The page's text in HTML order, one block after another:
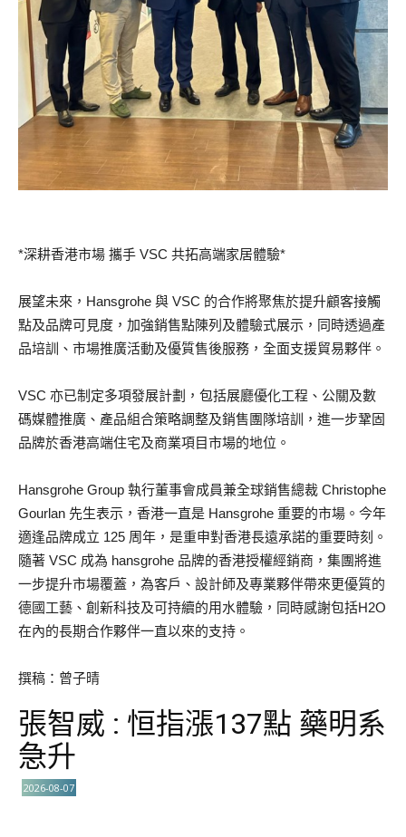
*深耕香港市場 攜手 VSC 共拓高端家居體驗*
展望未來，Hansgrohe 與 VSC 的合作將聚焦於提升顧客接觸
點及品牌可見度，加強銷售點陳列及體驗式展示，同時透過產
品培訓、市場推廣活動及優質售後服務，全面支援貿易夥伴。
VSC 亦已制定多項發展計劃，包括展廳優化工程、公關及數
碼媒體推廣、產品組合策略調整及銷售團隊培訓，進一步鞏固
品牌於香港高端住宅及商業項目市場的地位。
Hansgrohe Group 執行董事會成員兼全球銷售總裁 Christophe
Gourlan 先生表示，香港一直是 Hansgrohe 重要的市場。今年
適逢品牌成立 125 周年，是重申對香港長遠承諾的重要時刻。
隨著 VSC 成為 hansgrohe 品牌的香港授權經銷商，集團將進
一步提升市場覆蓋，為客戶、設計師及專業夥伴帶來更優質的
德國工藝、創新科技及可持續的用水體驗，同時感謝包括H2O
在內的長期合作夥伴一直以來的支持。
撰稿：曾子晴
張智威 : 恒指漲137點 藥明系
急升
2026-08-07